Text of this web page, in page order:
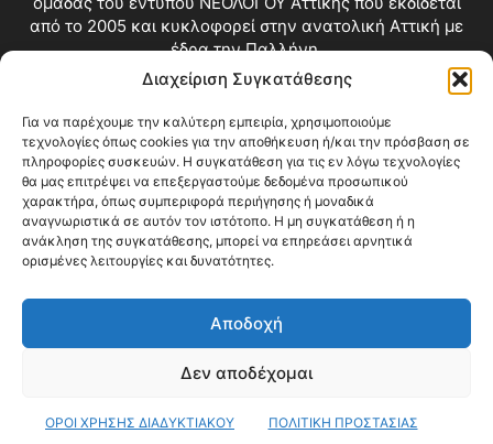
Διαχείριση Συγκατάθεσης
Για να παρέχουμε την καλύτερη εμπειρία, χρησιμοποιούμε
τεχνολογίες όπως cookies για την αποθήκευση ή/και την πρόσβαση σε
πληροφορίες συσκευών. Η συγκατάθεση για τις εν λόγω τεχνολογίες
θα μας επιτρέψει να επεξεργαστούμε δεδομένα προσωπικού
χαρακτήρα, όπως συμπεριφορά περιήγησης ή μοναδικά
αναγνωριστικά σε αυτόν τον ιστότοπο. Η μη συγκατάθεση ή η
ανάκληση της συγκατάθεσης, μπορεί να επηρεάσει αρνητικά
ορισμένες λειτουργίες και δυνατότητες.
Αποδοχή
Δεν αποδέχομαι
ΟΡΟΙ ΧΡΗΣΗΣ ΔΙΑΔΥΚΤΙΑΚΟΥ
ΠΟΛΙΤΙΚΗ ΠΡΟΣΤΑΣΙΑΣ
από το 2005 και κυκλοφορεί στην ανατολική Αττική με
έδρα την Παλλήνη.
Επικοινωνία:info@neologosattikis.gr
ΑΚΟΛΟΥΘΗΣΕ ΜΑΣ
Videos Όροι Χρήσης
© Copyright 2026 ΝΕΟΛΟΓΟΣ ΑΤΤΙΚΗΣ • All Rights Reserved •